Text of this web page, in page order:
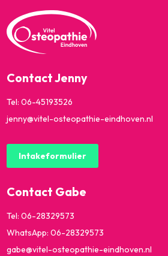
Contact Jenny
Tel: 06-45193526
jenny@vitel-osteopathie-eindhoven.nl
Intakeformulier
Contact Gabe
Tel: 06-28329573
WhatsApp: 06-28329573
gabe@vitel-osteopathie-eindhoven.nl